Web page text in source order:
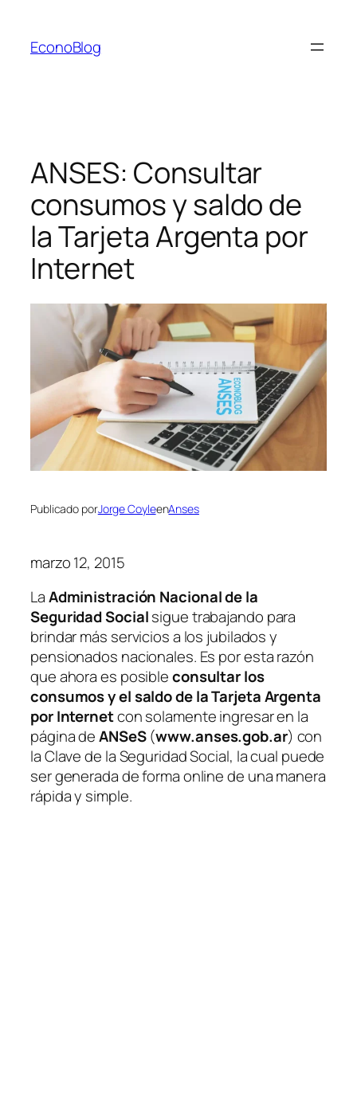
contenido
EconoBlog
ANSES: Consultar
consumos y saldo de
la Tarjeta Argenta por
Internet
Publicado porJorge CoyleenAnses
marzo 12, 2015
LaAdministración Nacional de la
Seguridad Socialsigue trabajando para
brindar más servicios a los jubilados y
pensionados nacionales. Es por esta razón
que ahora es posibleconsultar los
consumos y el saldo de la Tarjeta Argenta
por Internetcon solamente ingresar en la
página deANSeS (www.anses.gob.ar) con
la Clave de la Seguridad Social, la cual puede
ser generada de forma online de una manera
rápida y simple.